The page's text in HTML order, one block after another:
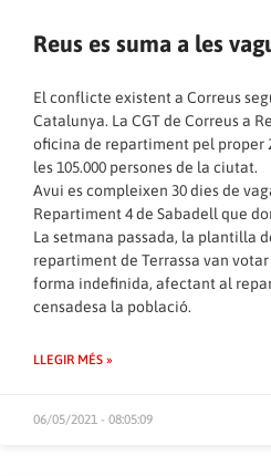
Reus es suma a les
El conflicte existent a Correus
Catalunya. La CGT de Correus a
oficina de repartiment pel proper
les 105.000 persones de la ciutat.
Avui es compleixen 30 dies de
Repartiment 4 de Sabadell que
La setmana passada, la plantilla
repartiment de Terrassa van
forma indefinida, afectant al
censadesa la població.
LLEGIR MÉS »
06/05/2021 - 08:05:09